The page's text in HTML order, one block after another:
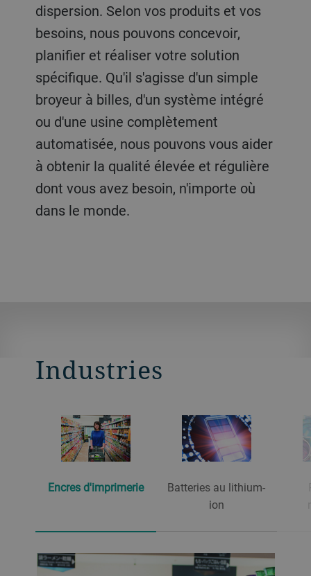
dispersion. Selon vos produits et vos
besoins, nous pouvons concevoir,
planifier et réaliser votre solution
spécifique. Qu'il s'agisse d'un simple
broyeur à billes, d'un système intégré
ou d'une usine complètement
automatisée, nous pouvons vous aider
à obtenir la qualité élevée et régulière
dont vous avez besoin, n'importe où
dans le monde.
Industries
Encres d'imprimerie
Batteries au lithium-
ion